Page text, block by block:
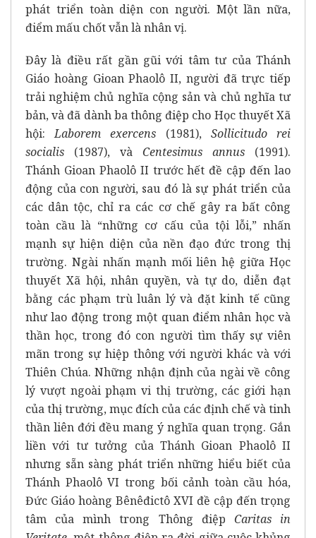
phát triển toàn diện con người. Một lần nữa,
điểm mấu chốt vẫn là nhân vị.
Đây là điều rất gần gũi với tâm tư của Thánh
Giáo hoàng Gioan Phaolô II, người đã trực tiếp
trải nghiệm chủ nghĩa cộng sản và chủ nghĩa tư
bản, và đã dành ba thông điệp cho Học thuyết Xã
hội:Laborem exercens (1981), Sollicitudo rei
socialis (1987), và Centesimus annus (1991).
Thánh Gioan Phaolô II trước hết đề cập đến lao
động của con người, sau đó là sự phát triển của
các dân tộc, chỉ ra các cơ chế gây ra bất công
toàn cầu là “những cơ cấu của tội lỗi,” nhấn
mạnh sự hiện diện của nền đạo đức trong thị
trường. Ngài nhấn mạnh mối liên hệ giữa Học
thuyết Xã hội, nhân quyền, và tự do, diễn đạt
bằng các phạm trù luân lý và đặt kinh tế cũng
như lao động trong một quan điểm nhân học và
thần học, trong đó con người tìm thấy sự viên
mãn trong sự hiệp thông với người khác và với
Thiên Chúa. Những nhận định của ngài về công
lý vượt ngoài phạm vi thị trường, các giới hạn
của thị trường, mục đích của các định chế và tinh
thần liên đới đều mang ý nghĩa quan trọng. Gắn
liền với tư tưởng của Thánh Gioan Phaolô II
nhưng sẵn sàng phát triển những hiểu biết của
Thánh Phaolô VI trong bối cảnh toàn cầu hóa,
Đức Giáo hoàng Bênêđictô XVI đề cập đến trọng
tâm của mình trong Thông điệp Caritas in